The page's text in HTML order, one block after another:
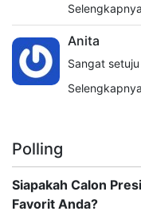
Selengkapnya
Anita
Sangat setuju
Selengkapnya
Polling
Siapakah Calon
Favorit Anda?